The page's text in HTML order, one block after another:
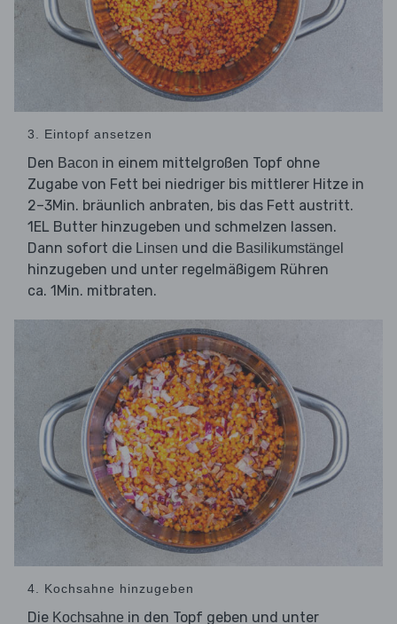
3. Eintopf ansetzen
Den Bacon in einem mittelgroßen Topf ohne
Zugabe von Fett bei niedriger bis mittlerer Hitze in
2–3Min. bräunlich anbraten, bis das Fett austritt.
1EL Butter hinzugeben und schmelzen lassen.
Dann sofort die Linsen und die Basilikumstängel
hinzugeben und unter regelmäßigem Rühren
ca. 1Min. mitbraten.
4. Kochsahne hinzugeben
Die Kochsahne in den Topf geben und unter